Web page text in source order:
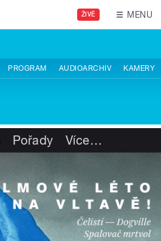
ŽIVĚ MENU
PROGRAM AUDIOARCHIV KAMERY
Pořady Více…